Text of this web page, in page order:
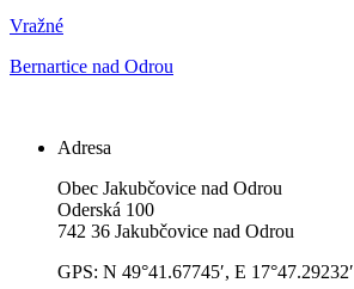
Vražné
Bernartice nad Odrou
Adresa
Obec Jakubčovice nad Odrou
Oderská 100
742 36 Jakubčovice nad Odrou
GPS: N 49°41.67745′, E 17°47.29232′